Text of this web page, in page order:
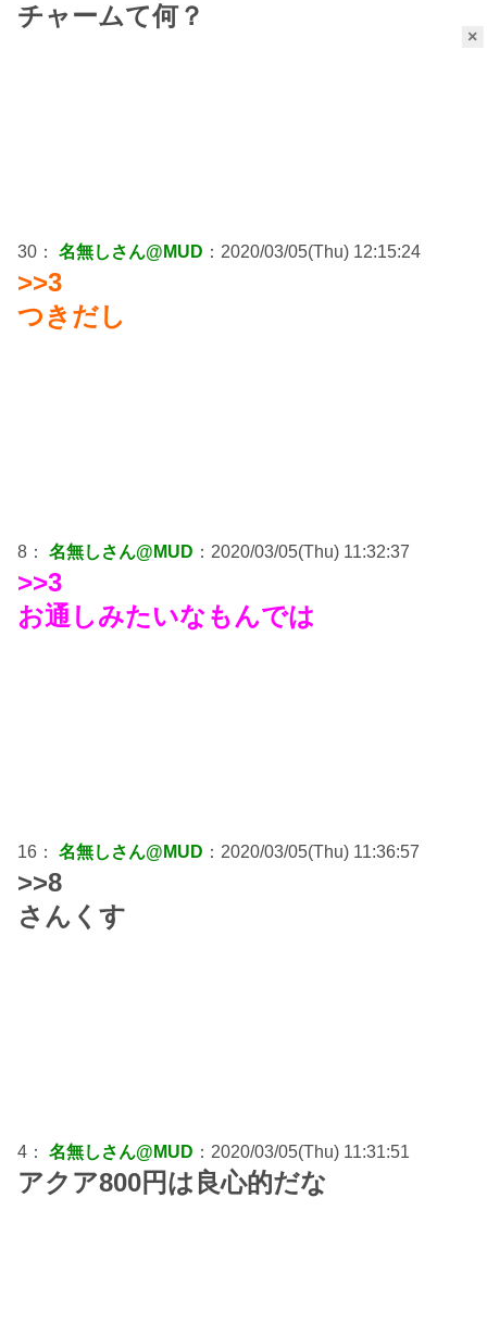
×
チャームて何？
30： 名無しさん@MUD ：2020/03/05(Thu) 12:15:24
>>3
つきだし
8： 名無しさん@MUD ：2020/03/05(Thu) 11:32:37
>>3
お通しみたいなもんでは
16： 名無しさん@MUD ：2020/03/05(Thu) 11:36:57
>>8
さんくす
4： 名無しさん@MUD ：2020/03/05(Thu) 11:31:51
アクア800円は良心的だな